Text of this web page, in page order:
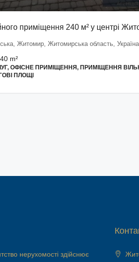
приміщення 240 м² у центрі
Житомир, Житомирська область, Україна
m²
ОФІСНЕ ПРИМІЩЕННЯ, ПРИМІЩЕННЯ
ПЛОЩІ
нерухомості здійснює